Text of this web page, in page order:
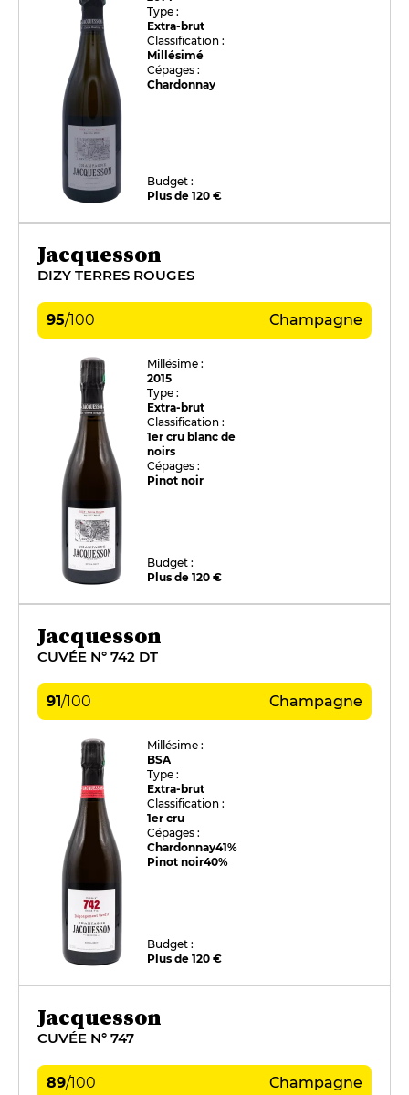
Type :
Extra-brut
Classification :
Millésimé
Cépages :
Chardonnay
Budget :
Plus de 120 €
Jacquesson
DIZY TERRES ROUGES
95/100 Champagne
Millésime :
2015
Type :
Extra-brut
Classification :
1er cru blanc de
noirs
Cépages :
Pinot noir
Budget :
Plus de 120 €
Jacquesson
CUVÉE N° 742 DT
91/100 Champagne
Millésime :
BSA
Type :
Extra-brut
Classification :
1er cru
Cépages :
Chardonnay41%
Pinot noir40%
Budget :
Plus de 120 €
Jacquesson
CUVÉE N° 747
89/100 Champagne